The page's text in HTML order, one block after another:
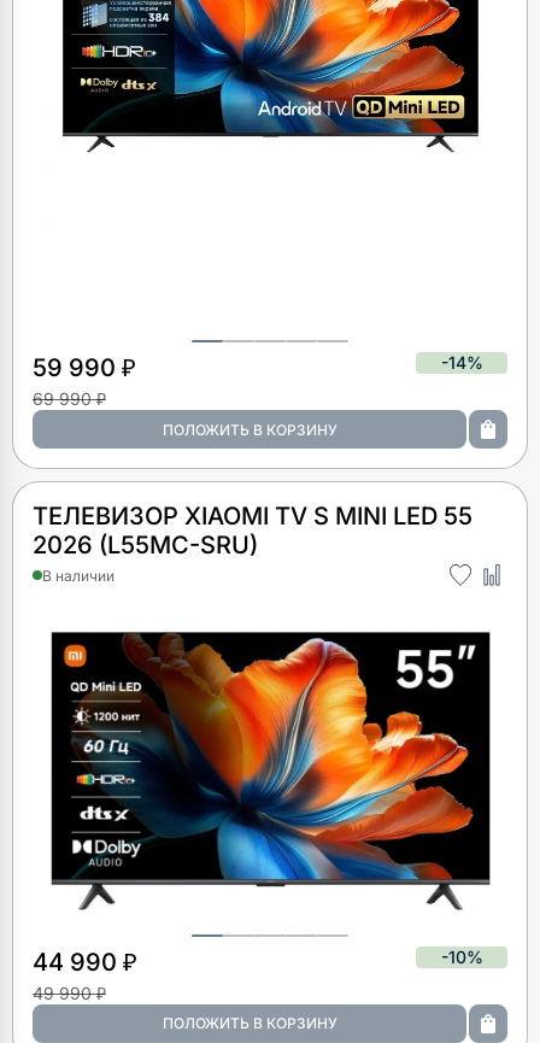
59 990 ₽
-14%
69 990 ₽
ТЕЛЕВИЗОР XIAOMI TV S MINI LED 55
2026 (L55MC-SRU)
В наличии
44 990 ₽
-10%
49 990 ₽